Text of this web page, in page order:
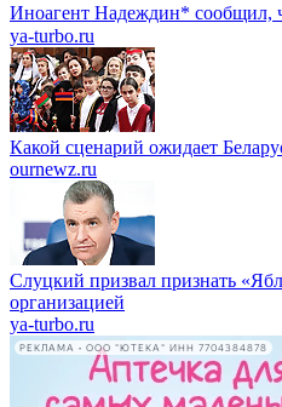
Иноагент Надеждин* сообщил,
ya-turbo.ru
Какой сценарий ожидает
ournewz.ru
Слуцкий призвал признать
организацией
ya-turbo.ru
РЕКЛАМА • ООО "ЮТЕКА" ИНН 7704384878